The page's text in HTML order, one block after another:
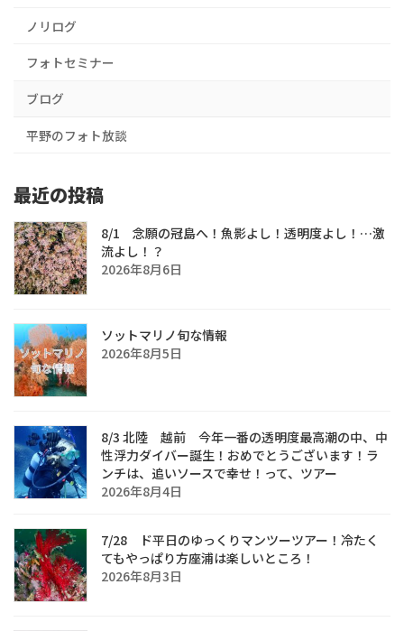
ノリログ
フォトセミナー
ブログ
平野のフォト放談
最近の投稿
8/1 念願の冠島へ！魚影よし！透明度よし！…激
流よし！？
2026年8月6日
ソットマリノ旬な情報
2026年8月5日
8/3 北陸 越前 今年一番の透明度最高潮の中、中
性浮力ダイバー誕生！おめでとうございます！ラ
ンチは、追いソースで幸せ！って、ツアー
2026年8月4日
7/28 ド平日のゆっくりマンツーツアー！冷たく
てもやっぱり方座浦は楽しいところ！
2026年8月3日